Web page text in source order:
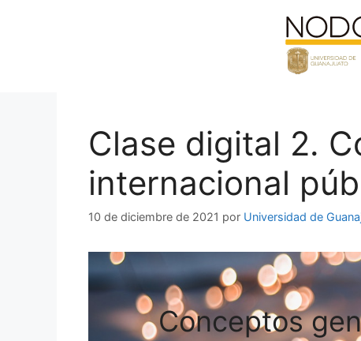
Clase digital 2.
internacional
10 de diciembre de 2021 por Universidad de
Conceptos